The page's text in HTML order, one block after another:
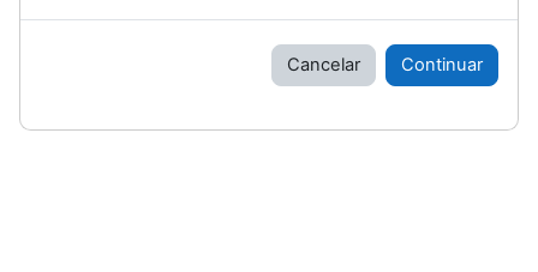
Cancelar Continuar